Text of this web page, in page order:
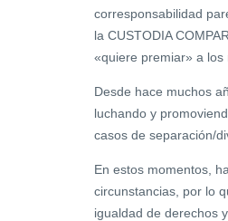
corresponsabilidad
la CUSTODIA
«quiere premiar» a los
Desde hace muchos
luchando y
casos de separación/
En estos momentos,
circunstancias, por lo
igualdad de derechos